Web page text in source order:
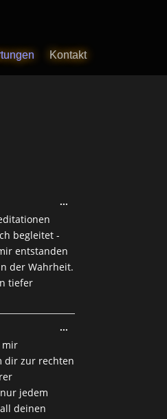
Kontakt
Kontakt
begleitet -
entstanden
der Wahrheit.
tiefer
...Diese
mir
dir zur rechten
jedem
deinen
...Diese